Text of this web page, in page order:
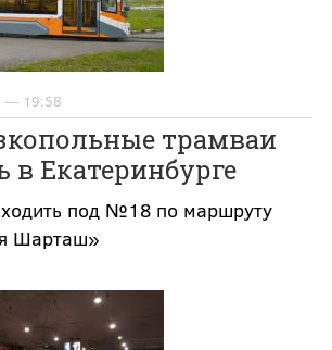
— 19:58
трамваи
в Екатеринбурге
ходить под №18 по маршруту
Шарташ»